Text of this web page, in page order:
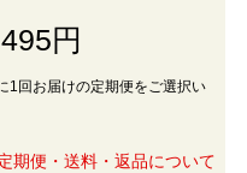
495円
回お届けの定期便をご選択い
期便・送料・返品について